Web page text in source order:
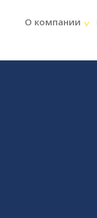
О компании